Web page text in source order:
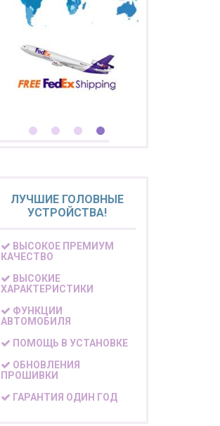
ЛУЧШИЕ ГОЛОВНЫЕ
УСТРОЙСТВА!
ВЫСОКОЕ ПРЕМИУМ
КАЧЕСТВО
ВЫСОКИЕ
ХАРАКТЕРИСТИКИ
ФУНКЦИИ
АВТОМОБИЛЯ
ПОМОЩЬ В УСТАНОВКЕ
ОБНОВЛЕНИЯ
ПРОШИВКИ
ГАРАНТИЯ ОДИН ГОД